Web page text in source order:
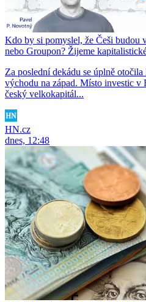
Kdo by si pomyslel, že Češi
nebo Groupon? Žijeme
Za poslední dekádu se úplně
východu na západ. Místo investic
český velkokapitál...
HN.cz
dnes, 12:48